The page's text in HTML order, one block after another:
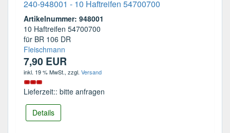
240-948001 - 10 Haftreifen 54700700
Artikelnummer: 948001
10 Haftreifen 54700700
für BR 106 DR
Fleischmann
7,90 EUR
inkl. 19 % MwSt., zzgl. Versand
Lieferzeit:: bitte anfragen
Details